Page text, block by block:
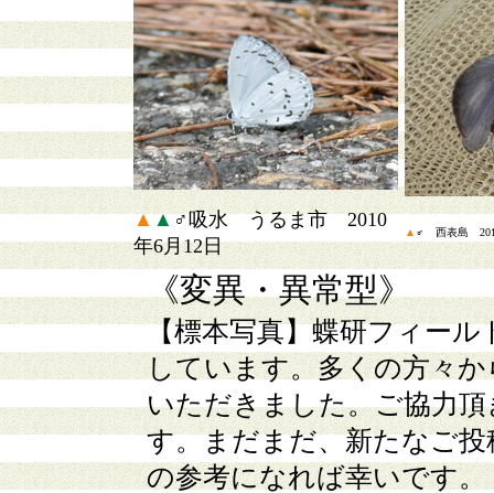
▲▲♂吸水 うるま市 2010
年6月12日
▲ ♂ 西表島
《変異・異常型》
【標本写真】蝶研フィール
しています。多くの方々
いただきました。ご協力
す。まだまだ、新たなご
の参考になれば幸いです。